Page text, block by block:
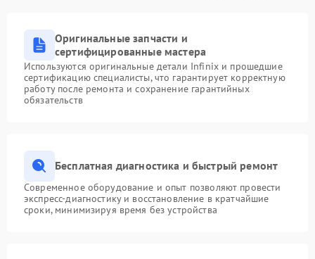
Оригинальные запчасти и
сертифицированные мастера
Используются оригинальные детали Infinix и прошедшие
сертификацию специалисты, что гарантирует корректную
работу после ремонта и сохранение гарантийных
обязательств
Бесплатная диагностика и быстрый ремонт
Современное оборудование и опыт позволяют провести
экспресс-диагностику и восстановление в кратчайшие
сроки, минимизируя время без устройства